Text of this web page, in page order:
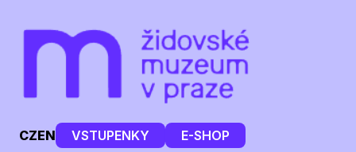
CZEN VSTUPENKY E-SHOP